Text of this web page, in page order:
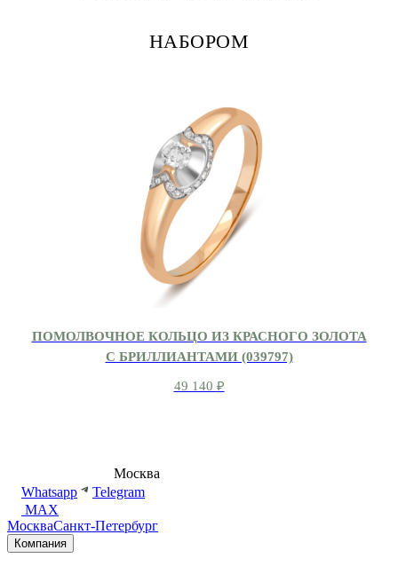
НАБОРОМ
ПОМОЛВОЧНОЕ КОЛЬЦО ИЗ КРАСНОГО ЗОЛОТА
С БРИЛЛИАНТАМИ (039797)
49 140 ₽
Москва
Whatsapp
Telegram
MAX
МоскваСанкт-Петербург
Компания